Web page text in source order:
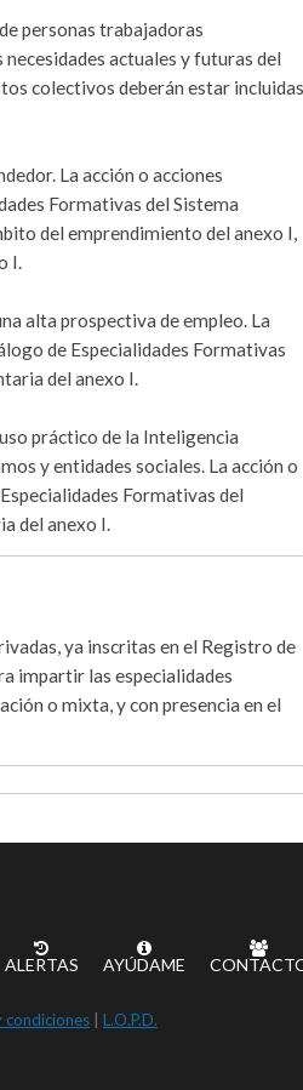
personas trabajadoras
actuales y futuras del
colectivos deberán estar incluidas
La acción o acciones
Formativas del Sistema
del emprendimiento del anexo I,
I.
alta prospectiva de empleo. La
de Especialidades Formativas
del anexo I.
práctico de la Inteligencia
y entidades sociales. La acción o
Formativas del
del anexo I.
ya inscritas en el Registro de
impartir las especialidades
o mixta, y con presencia en el
ALERTAS AYÚDAME
condiciones L.O.P.D.